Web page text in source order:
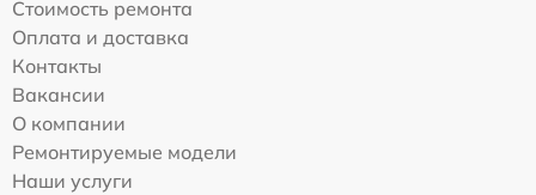
Стоимость ремонта
Оплата и доставка
Контакты
Вакансии
О компании
Ремонтируемые модели
Наши услуги